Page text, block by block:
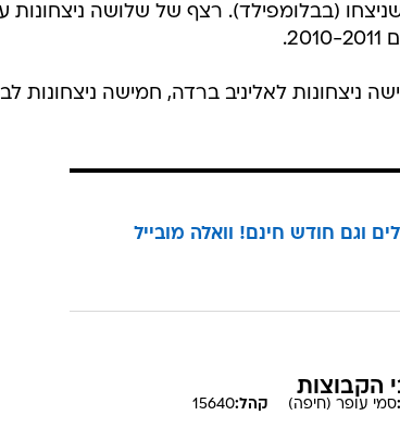
(בבלומפילד). רצף של שלושה ניצחונות
ניצחונות לאליניב ברדה, חמישה ניצחונות
ב-75 שקלים וגם חודש חינם! וואלה מובייל
הקבוצות
סמי עופר (חיפה) קהל:15640